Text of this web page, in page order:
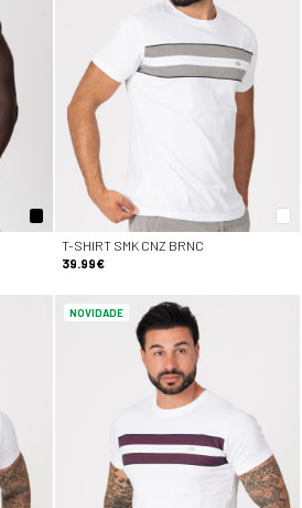
T-SHIRT SMK CNZ BRNC
39.99€
NOVIDADE